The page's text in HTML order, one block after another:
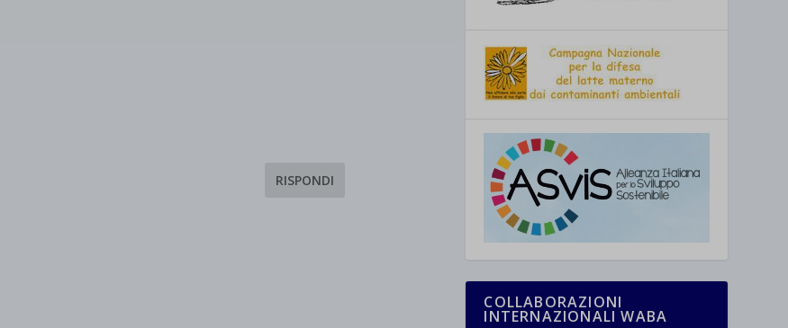
RISPONDI
COLLABORAZIONI
INTERNAZIONALI WABA